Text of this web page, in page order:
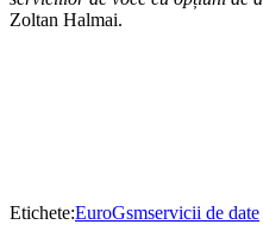
Zoltan Halmai.
Etichete:EuroGsmservicii de date